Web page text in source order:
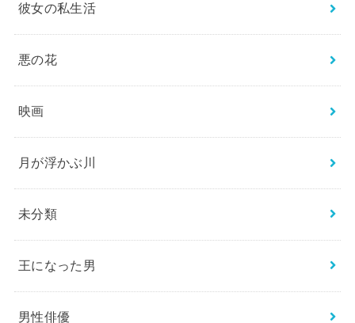
彼女の私生活
悪の花
映画
月が浮かぶ川
未分類
王になった男
男性俳優